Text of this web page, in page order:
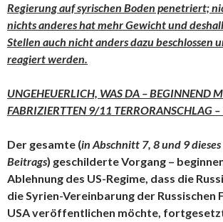
Regierung auf syrischen Boden penetriert;
nichts anderes hat mehr Gewicht und
Stellen auch nicht anders dazu beschlossen
reagiert werden.
UNGEHEUERLICH, WAS DA – BEGINNEND
FABRIZIERTTEN 9/11 TERRORANSCHLAG
Der gesamte (in Abschnitt 7, 8 und 9
Beitrags) geschilderte Vorgang –
Ablehnung des US-Regime, dass die
die Syrien-Vereinbarung der Russischen
USA veröffentlichen möchte,